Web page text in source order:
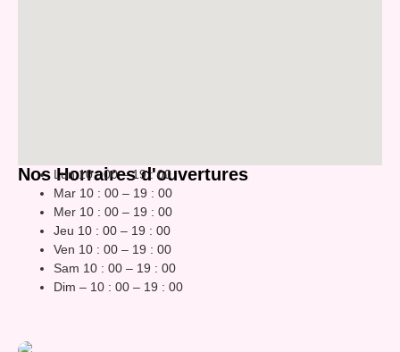
Nos Horraires d'ouvertures
Lun 10 : 00 – 19 : 00
Mar 10 : 00 – 19 : 00
Mer 10 : 00 – 19 : 00
Jeu 10 : 00 – 19 : 00
Ven 10 : 00 – 19 : 00
Sam 10 : 00 – 19 : 00
Dim – 10 : 00 – 19 : 00